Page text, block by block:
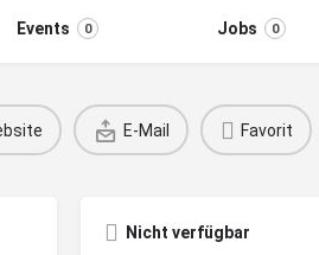
Events 0 Jobs 0
E-Mail Favorit
Nicht verfügbar